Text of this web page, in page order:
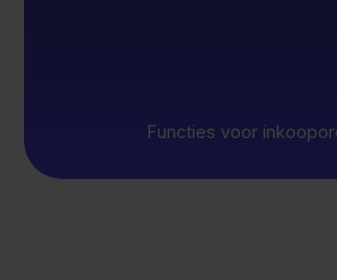
Functies voor